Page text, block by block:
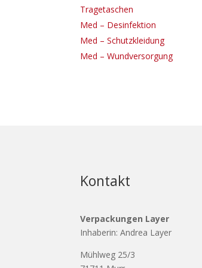
Tragetaschen
Med – Desinfektion
Med – Schutzkleidung
Med – Wundversorgung
Kontakt
Verpackungen Layer
Inhaberin: Andrea Layer
Mühlweg 25/3